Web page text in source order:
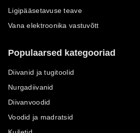
Ligipääsetavuse teave
Vana elektroonika vastuvõtt
Populaarsed kategooriad
Diivanid ja tugitoolid
Nurgadiivanid
Diivanvoodid
Voodid ja madratsid